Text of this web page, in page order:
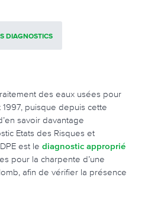
DIAGNOSTICS
des eaux usées pour
puisque depuis cette
savoir davantage
Etats des Risques et
est le diagnostic approprié
pour la charpente d’une
afin de vérifier la présence